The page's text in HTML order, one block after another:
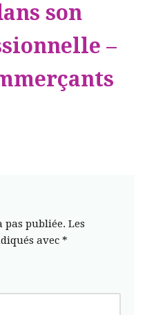
son
–
pas publiée. Les
avec *